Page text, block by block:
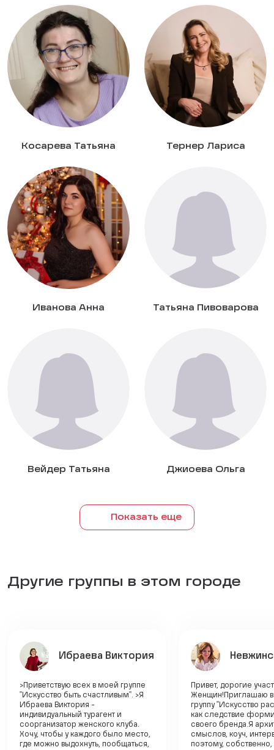
Косарева Татьяна Тернер Лариса
Иванова Анна Татьяна Пивоварова
Вейдер Татьяна Джиоева Ольга
Показать еще
Другие группы в этом городе
Ибраева Виктория
>Приветствую всех в моей группе
"Искусство быть счастливым". >Я
Ибраева Виктория -
индивидуальный турагент и
соорганизатор женского клуба.
Хочу, чтобы у каждого было место,
где можно выдохнуть, пообщаться,
Привет, дорогие
Женщин!Приглашаю
группу "Искусство
как следствие
своего бренда.Я
смыслов, коуч,
поэтому, собственно,